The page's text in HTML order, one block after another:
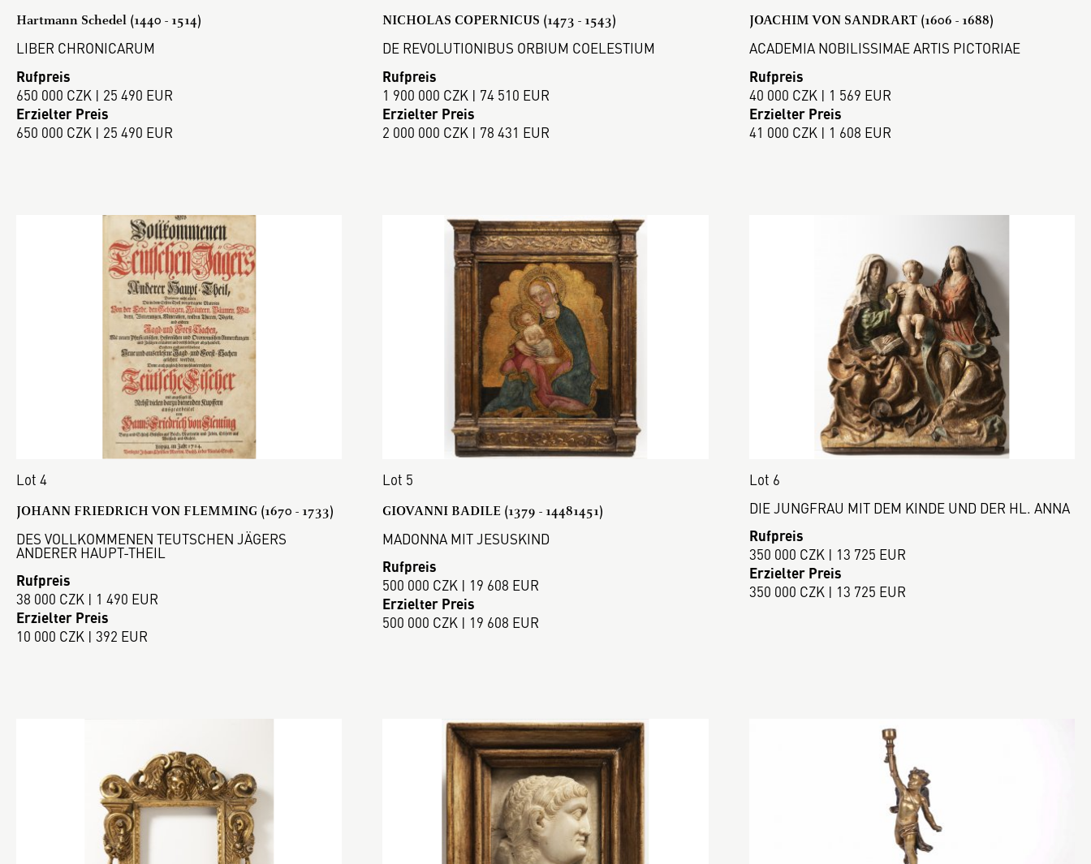
Hartmann Schedel (1440 - 1514)
LIBER CHRONICARUM
Rufpreis
650 000 CZK | 25 490 EUR
Erzielter Preis
650 000 CZK | 25 490 EUR
NICHOLAS COPERNICUS (1473 - 1543)
DE REVOLUTIONIBUS ORBIUM COELESTIUM
Rufpreis
1 900 000 CZK | 74 510 EUR
Erzielter Preis
2 000 000 CZK | 78 431 EUR
JOACHIM VON SANDRART (1606 - 1688)
ACADEMIA NOBILISSIMAE ARTIS PICTORIAE
Rufpreis
40 000 CZK | 1 569 EUR
Erzielter Preis
41 000 CZK | 1 608 EUR
Lot 4
JOHANN FRIEDRICH VON FLEMMING (1670 - 1733)
DES VOLLKOMMENEN TEUTSCHEN JÄGERS
ANDERER HAUPT-THEIL
Rufpreis
38 000 CZK | 1 490 EUR
Erzielter Preis
10 000 CZK | 392 EUR
Lot 5
GIOVANNI BADILE (1379 - 14481451)
MADONNA MIT JESUSKIND
Rufpreis
500 000 CZK | 19 608 EUR
Erzielter Preis
500 000 CZK | 19 608 EUR
Lot 6
DIE JUNGFRAU MIT DEM KINDE UND DER HL. ANNA
Rufpreis
350 000 CZK | 13 725 EUR
Erzielter Preis
350 000 CZK | 13 725 EUR